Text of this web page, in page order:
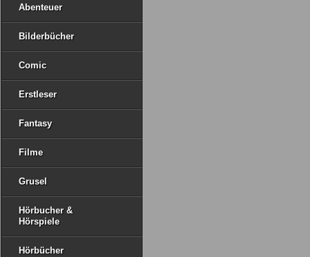
Abenteuer
Bilderbücher
Comic
Erstleser
Fantasy
Filme
Grusel
Hörbucher &
Hörspiele
Hörbücher